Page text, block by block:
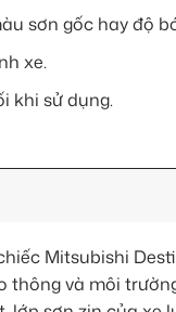
sơn gốc hay độ
xe.
khi sử dụng.
Mitsubishi
thông và môi